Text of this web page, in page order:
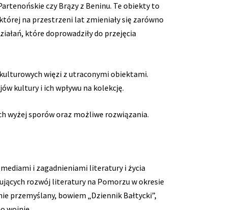
czy Brązy z Beninu. Te obiekty to
na przestrzeni lat zmieniały się zarówno
które doprowadziły do przejęcia
więzi z utraconymi obiektami.
kultury i ich wpływu na kolekcję.
wyżej sporów oraz możliwe rozwiązania.
i zagadnieniami literatury i życia
rozwój literatury na Pomorzu w okresie
przemyślany, bowiem „Dziennik Bałtycki”,